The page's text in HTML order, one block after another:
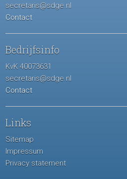
secretaris@sdge.nl
Contact
Bedrijfsinfo
KvK 40073631
secretaris@sdge.nl
Contact
Links
Sitemap
Impressum
Privacy statement